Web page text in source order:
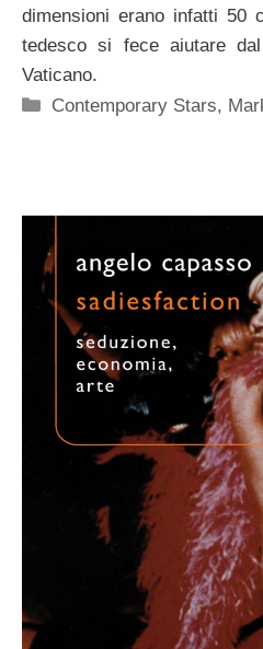
dimensioni erano infatti 50
tedesco si fece aiutare
Vaticano.
Categorie
Contemporary Stars,